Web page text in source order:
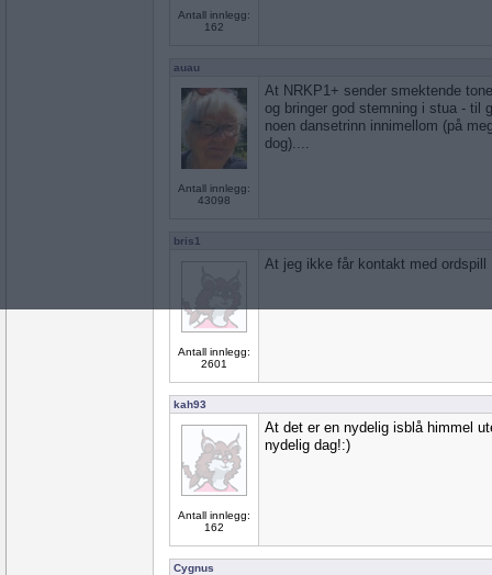
Antall innlegg:
162
auau
Antall innlegg:
43098
At NRKP1+ sender smektende
og bringer god stemning i stua - til
noen dansetrinn innimellom (på
dog)....
bris1
Antall innlegg:
2601
At jeg ikke får kontakt med ordspill
kah93
Antall innlegg:
162
At det er en nydelig isblå himmel
nydelig dag!:)
Cygnus